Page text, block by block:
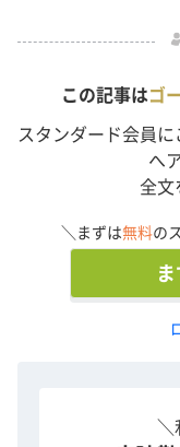
この記事はゴ
スタンダード会員
へ
全文
＼まずは無料の
＼